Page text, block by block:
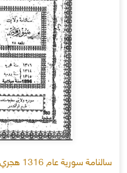
سالنامة سورية عام 1316 هجري - 1896م - الدفعة 28